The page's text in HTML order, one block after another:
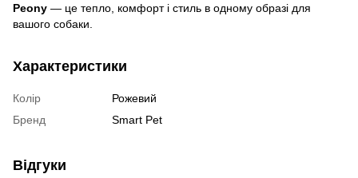
Peony — це тепло, комфорт і стиль в одному образі для
вашого собаки.
Характеристики
Колір
Рожевий
Бренд
Smart Pet
Відгуки